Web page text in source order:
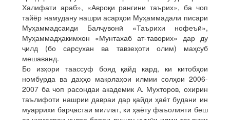
Халифати араб», «Авроқи рангини таърих», ба чоп
тайёр намудану нашри асарҳои Муҳаммадали писари
Муҳаммадсаиди Балҷувонӣ «Таърихи нофеъӣ»,
Муҳаммадҳакимхон «Мунтахаб ат-таворих» дар ду
ҷилд (бо сарсухан ва тавзеҳоти олим) маҳсуб
мешаванд.
Бо изҳори таассуф бояд қайд кард, ки китобҳои
номбурда ва даҳҳо мақолаҳои илмии солҳои 2006-
2007 ба чоп расондаи академик А. Мухторов, охирин
таълифоти нашрии давраи дар қайди ҳаёт будани ин
муаррихи барҷастаи миллат, ки ҳаёту фаъолияти беш